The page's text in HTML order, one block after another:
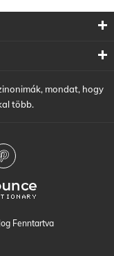
mondat, hogy
több.
Fenntartva